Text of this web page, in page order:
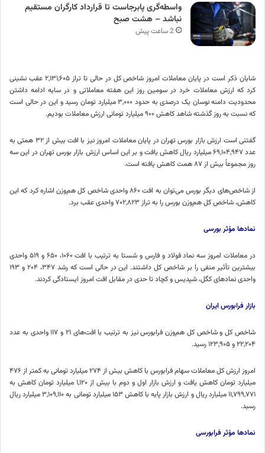
واسطه‌گری پابرجاست تا قرارداد کارگران مستقیم
نباشد – هشت صبح
2 ساعت پیش
شایان ذکر است در پایان معاملات امروز شاخص کل در حالی تا تراز ۲,۱۳۱,۶۰۵ عقب نشینی
کرد که ارزش معاملات خرد در سومین روز این هفته معاملاتی و در سایه ادامه داشتن
محدودیت دامنه نوسان یک درصدی به حدود ۳,۰۰۰ میلیارد تومان رسید و این در حالی است
که نسبت به روز گذشته شاهد کاهش ۹۰۰ میلیارد تومانی ارزش معاملات بودیم.
گفتنی است ارزش بازار بورس تهران در پایان معاملات امروز نیز با افت بیش از ۳۲ همتی به
عدد ۶۹,۱۰۴,۹۴۷ میلیارد ریال کاهش یافت و بر این اساس ارزش بازار بورس تهران در این سه
روز مجموعاً بیش از ۸۷ همت کاهش یافته است.
از شاخص‌های دیگر بورس می‌توان به افت ۸۶۰ واحدی شاخص کل هم‌وزن اشاره کرد که این
کاهش، شاخص کل هم‌وزن بورس را به تراز ۷۰۲,۸۲۳ واحدی عقب برد.
نمادها مؤثر بورسی
در معاملات امروز سه نماد فولاد و فارس و شستا
به ترتیب با افت ۱۰۶۰، ۶۵۰ و ۵۱۹ واحدی
بیشترین تأثیر منفی را بر شاخص کل داشتند. این در حالی است که رشد ۳۴۷، ۲۰۴ و ۱۹۳
واحدی نمادهایکگل،شپدیسوکچادتا حدی در مقابل افت امروز ایستادگی کردند.
بازار فرابورسایران
شاخص کل و شاخص کل هم‌وزن فرابورس
نیز به ترتیب با افت‌های ۲۱ و ۱۱۷ واحدی به عدد
۲۲,۲۰۴ و ۱۲۳,۹۰۵ رسید.
امروز ارزش کل معاملات سهامفرابورس
با کاهش بیش از ۲۷۴ میلیارد تومانی به کمتر از ۴۷۶
میلیارد تومان کاهش یافت و ارزش بازار اول و دوم با بیش از ۱,۱۲۰ میلیارد تومان کاهش به
۱۱,۷۹۹,۷۷۱ میلیارد ریال و ارزش بازار پایه با کاهش ۱۵۳ میلیارد تومانی به ۳,۱۰۹,۱۱۰ میلیارد ریال
رسید.
نمادها مؤثر فرابورسی